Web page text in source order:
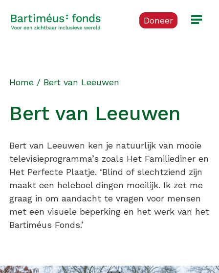
Doneer
Home / Bert van Leeuwen
Bert van Leeuwen
Bert van Leeuwen ken je natuurlijk van mooie
televisieprogramma’s zoals Het Familiediner en
Het Perfecte Plaatje. ‘Blind of slechtziend zijn
maakt een heleboel dingen moeilijk. Ik zet me
graag in om aandacht te vragen voor mensen
met een visuele beperking en het werk van het
Bartiméus Fonds.’